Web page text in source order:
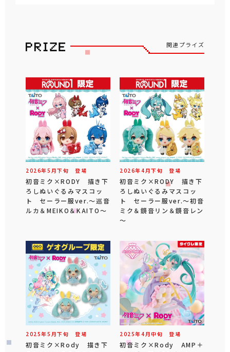
関連プライズ
2026年5 月下旬 登場
初音ミク×RODY 描き下
ろしぬいぐるみマスコッ
ト セーラー服ver.～巡音
ルカ＆MEIKO＆KAITO～
2026年4 月下旬 登場
初音ミク×RODY 描き下
ろしぬいぐるみマスコッ
ト セーラー服ver.～初音
ミク＆鏡音リン＆鏡音レン
～
2025年5 月下旬 登場
初音ミク×Rody 描き下
2025年4 月中旬 登場
初音ミク×Rody AMP＋